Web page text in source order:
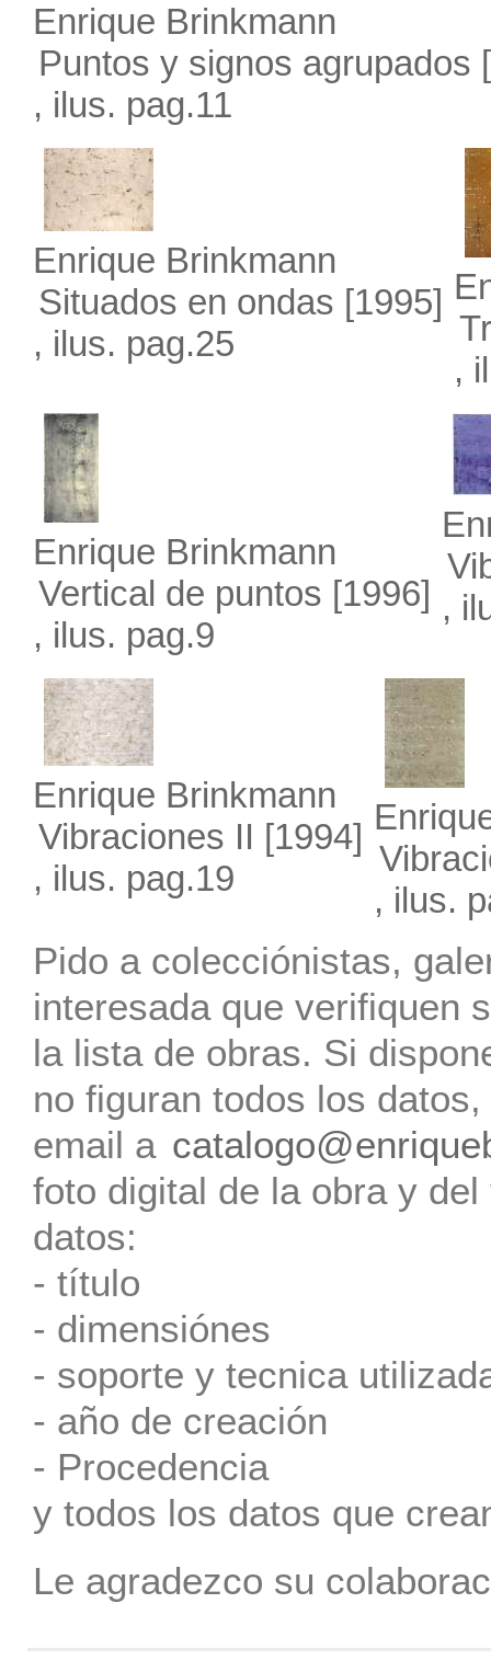
Enrique Brinkmann
Puntos y signos agrupados
, ilus. pag.11
Enrique Brinkmann
Situados en ondas [1995]
, ilus. pag.25
,
Enrique Brinkmann
Vertical de puntos [1996]
, ilus. pag.9
,
Enrique Brinkmann
Vibraciones II [1994]
, ilus. pag.19
, ilus.
Pido a colecciónistas,
interesada que verifiquen
la lista de obras. Si
no figuran todos los
email a
foto digital de la obra y
datos:
- título
- dimensiónes
- soporte y tecnica
- año de creación
- Procedencia
y todos los datos que
Le agradezco su